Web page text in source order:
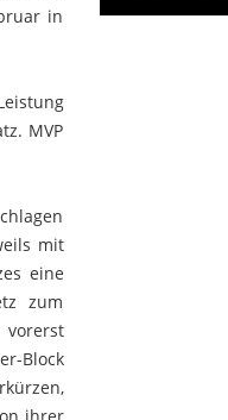
in
MVP
mit
eine
zum
vorerst
Block